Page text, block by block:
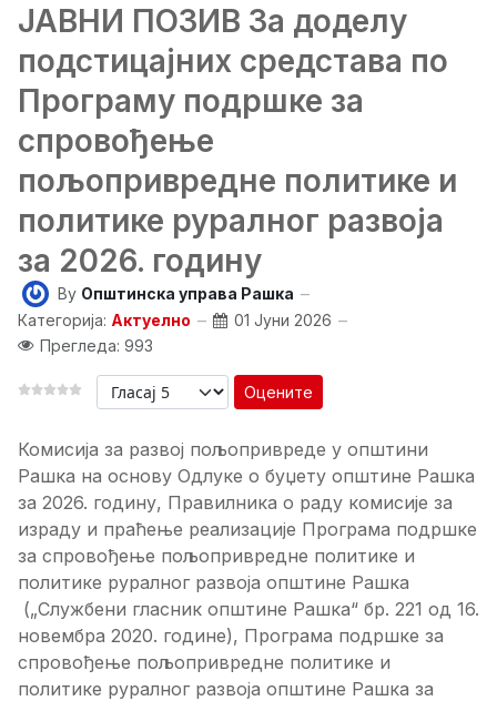
ЈАВНИ ПОЗИВ За доделу
подстицајних средстава по
Програму подршке за
спровођење
пољопривредне политике и
политике руралног развоја
за 2026. годину
By Општинска управа Рашка
Категорија: Актуелно
01 Јуни 2026
Прегледа: 993
Оцените
Комисија за развој пољопривреде у општини
Рашка на основу Одлуке о буџету општине Рашка
за 2026. годину, Правилника о раду комисије за
израду и праћење реализације Програма подршке
за спровођење пољопривредне политике и
политике руралног развоја општине Рашка
(„Службени гласник општине Рашка“ бр. 221 од 16.
новембра 2020. године), Програма подршке за
спровођење пољопривредне политике и
политике руралног развоја општине Рашка за